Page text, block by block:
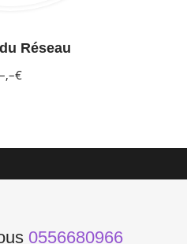
Réseau
–,–€
0556680966